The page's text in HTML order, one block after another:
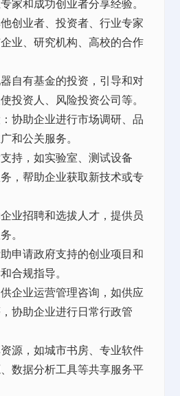
家和成功创业者分享经验。
创业者、投资者、行业专家
业、研究机构、高校的合作
自有基金的投资，引导和对
投资人、风险投资公司等。
协助企业进行市场调研、品
和公关服务。
持，如实验室、测试设备
，帮助企业获取新技术或专
业招聘和选拔人才，提供员
。
申请政府支持的创业项目和
合规指导。
企业运营管理咨询，如供应
协助企业进行日常行政管
源，如城市书房、专业软件
数据分析工具等共享服务平